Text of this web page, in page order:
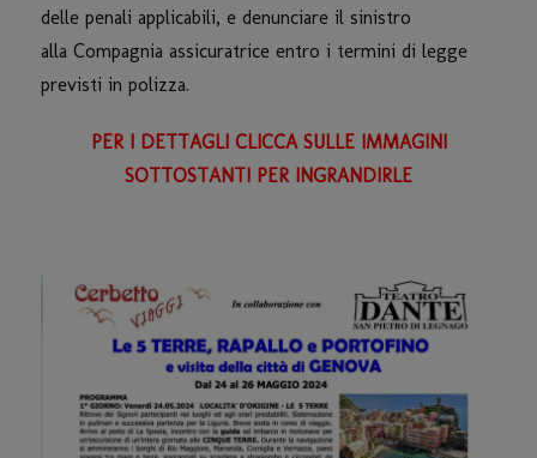
delle penali applicabili, e denunciare il sinistro
alla Compagnia assicuratrice entro i termini di legge
previsti in polizza.
PER I DETTAGLI CLICCA SULLE IMMAGINI
SOTTOSTANTI PER INGRANDIRLE